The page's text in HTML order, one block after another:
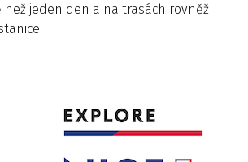
jeden den a na trasách rovněž